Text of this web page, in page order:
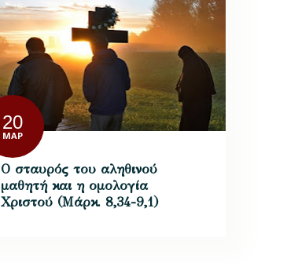
20
ΜΑΡ
Ο σταυρός του αληθινού
μαθητή και η ομολογία
Χριστού (Μάρκ. 8,34-9,1)